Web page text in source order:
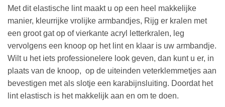
Met dit elastische lint maakt u op een heel makkelijke
manier, kleurrijke vrolijke armbandjes, Rijg er kralen met
een groot gat op of vierkante acryl letterkralen, leg
vervolgens een knoop op het lint en klaar is uw armbandje.
Wilt u het iets professionelere look geven, dan kunt u er, in
plaats van de knoop, op de uiteinden veterklemmetjes aan
bevestigen met als slotje een karabijnsluiting. Doordat het
lint elastisch is het makkelijk aan en om te doen.